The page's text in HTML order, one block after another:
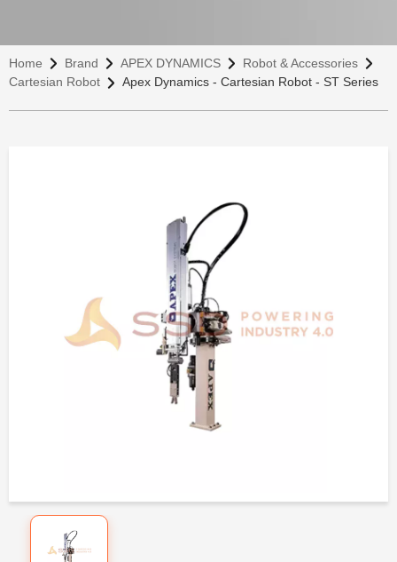
Home Brand APEX DYNAMICS
Robot & Accessories
Cartesian Robot
Apex Dynamics - Cartesian Robot - ST Series